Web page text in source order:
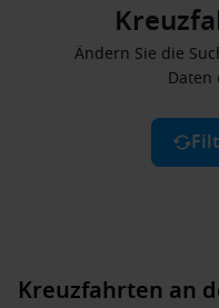
Ändern Sie die
Daten
Kreuzfahrten an